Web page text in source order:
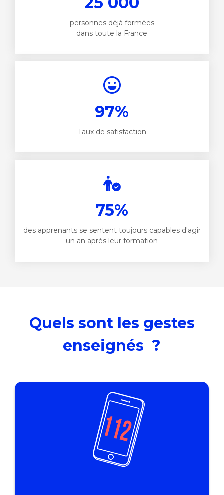
personnes déjà formées
dans toute la France
97%
Taux de satisfaction
75%
des apprenants se sentent toujours capables d'agir
un an après leur formation
Quels sont les gestes
enseignés ?